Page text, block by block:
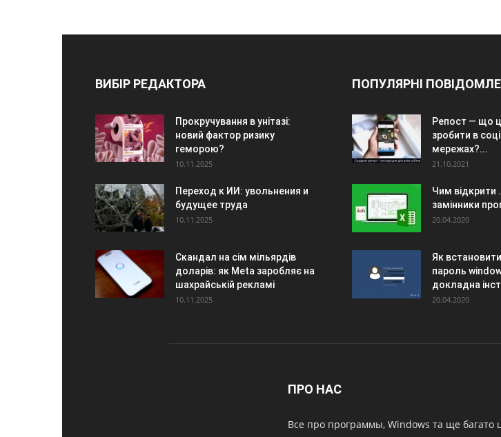
ВИБІР РЕДАКТОРА
Прокручування в унітазі:
новий фактор ризику
геморою?
10.11.2025
Переход к ИИ: увольнения и
будущее труда
10.11.2025
Скандал на сім мільярдів
доларів: як Meta заробляє на
шахрайській рекламі
10.11.2025
ПОПУЛЯРНІ
Репост — що
зробити в
мережах?...
21.10.2021
Чим відкрити
замінники
20.04.2020
Як
пароль
докладна
20.04.2020
ПРО НАС
Все про программы, Windows та ще багато